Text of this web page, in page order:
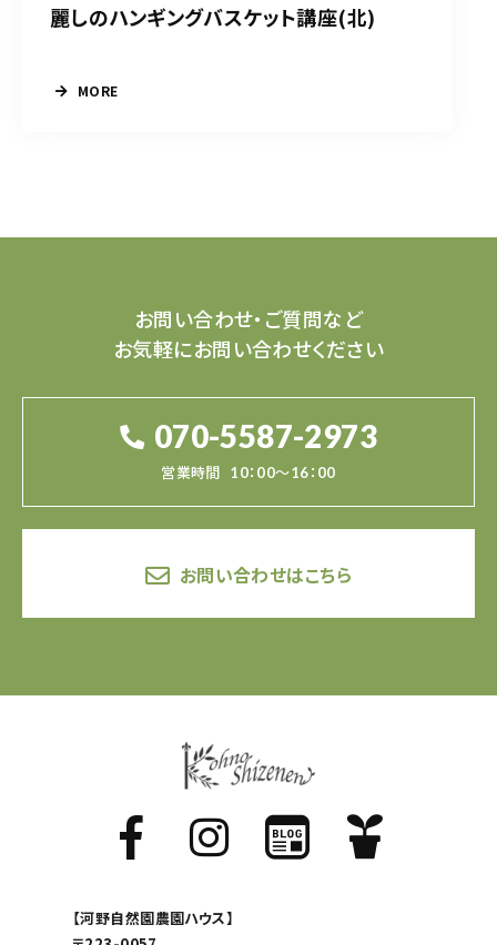
麗しのハンギングバスケット講座(北)
MORE
お問い合わせ・ご質問など
お気軽にお問い合わせください
070-5587-2973
営業時間 10：00～16：00
お問い合わせはこちら
【河野自然園農園ハウス】